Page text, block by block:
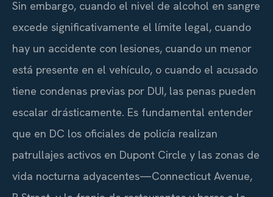
Sin embargo, cuando el nivel de alcohol en sangre
excede significativamente el límite legal, cuando
hay un accidente con lesiones, cuando un menor
está presente en el vehículo, o cuando el acusado
tiene condenas previas por DUI, las penas pueden
escalar drásticamente. Es fundamental entender
que en DC los oficiales de policía realizan
patrullajes activos en Dupont Circle y las zonas de
vida nocturna adyacentes—Connecticut Avenue,